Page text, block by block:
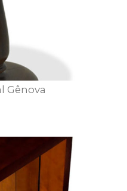
Gênova